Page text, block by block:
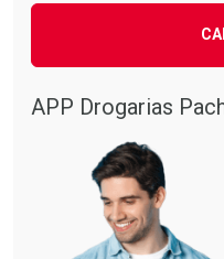
APP Drogarias